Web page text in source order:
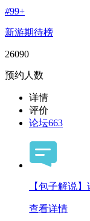
#99+
新游期待榜
26090
预约人数
详情
评价
论坛663
【包子解说
查看详情